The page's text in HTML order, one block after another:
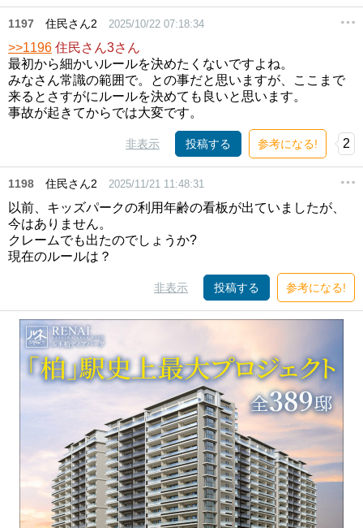
1197 住民さん2 2025/10/22 07:18:34
>>1196 住民さん3さん
最初から細かいルールを決めたくないですよね。
みなさん常識の範囲で。との事だと思いますが、ここまで
来るとさすがにルールを決めても良いと思います。
事故が起きてからでは大変です。
非表示 投稿する 参考になる! 2
1198 住民さん2 2025/11/21 11:48:31
以前、キッズパークの利用年齢の看板が出ていましたが、
今はありません。
クレームでも出たのでしょうか?
現在のルールは？
非表示 投稿する 参考になる!